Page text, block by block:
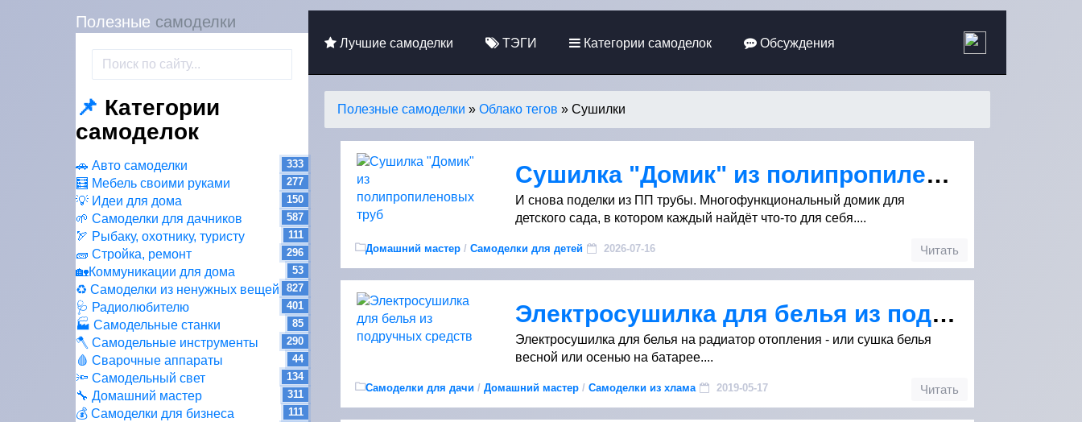
Полезные самоделки
📌 Категории
самоделок
🚗 Авто самоделки 333
🧮 Мебель своими руками 277
💡 Идеи для дома 150
🌱 Самоделки для дачников 587
🏹 Рыбаку, охотнику, туристу 111
🧱 Стройка, ремонт 296
🏡Коммуникации для дома 53
♻ Самоделки из ненужных вещей 827
🩺 Радиолюбителю 401
🏭 Самодельные станки 85
🪓 Самодельные инструменты 290
🩸 Сварочные аппараты 44
🔦 Самодельный свет 134
🔧 Домашний мастер 311
💰 Самоделки для бизнеса 111
Лучшие самоделки ТЭГИ Категории самоделок Обсуждения
Полезные самоделки »Облако тегов » Сушилки
Сушилка "Домик" из полипропиленовых труб
И снова поделки из ПП трубы. Многофункциональный домик для
детского сада, в котором каждый найдёт что-то для себя....
Читать
Домашний мастер /Самоделки для детей 2026-07-16
Электросушилка для белья из подручных средств
Электросушилка для белья на радиатор отопления - или сушка белья
весной или осенью на батарее....
Читать
Самоделки для дачи /Домашний мастер /Самоделки из хлама 2019-05-17